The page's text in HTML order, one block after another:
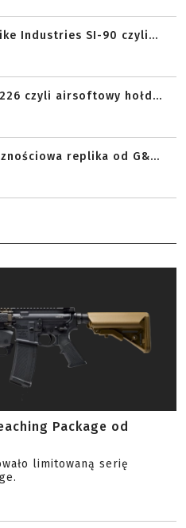
Industries SI-90 czyli...
czyli airsoftowy hołd...
replika od G&...
Package od
limitowaną serię